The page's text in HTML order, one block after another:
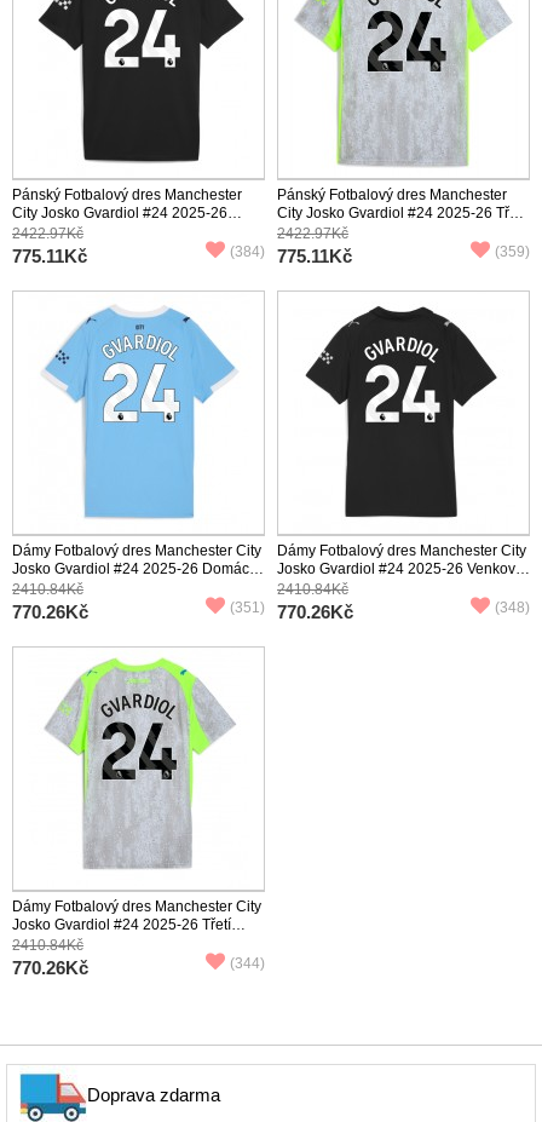
Pánský Fotbalový dres Manchester
City Josko Gvardiol #24 2025-26
Venkovní Krátký Rukáv
2422.97Kč
775.11Kč (384)
Pánský Fotbalový dres Manchester
City Josko Gvardiol #24 2025-26 Třetí
Krátký Rukáv
2422.97Kč
775.11Kč (359)
Dámy Fotbalový dres Manchester City
Josko Gvardiol #24 2025-26 Domácí
Krátký Rukáv
2410.84Kč
770.26Kč (351)
Dámy Fotbalový dres Manchester City
Josko Gvardiol #24 2025-26 Venkovní
Krátký Rukáv
2410.84Kč
770.26Kč (348)
Dámy Fotbalový dres Manchester City
Josko Gvardiol #24 2025-26 Třetí
Krátký Rukáv
2410.84Kč
770.26Kč (344)
Doprava zdarma